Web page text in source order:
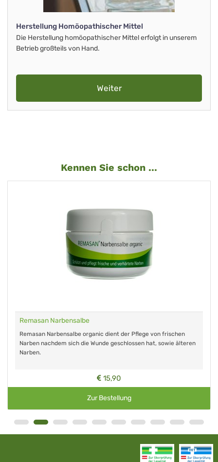
Herstellung Homöopathischer Mittel
Die Herstellung homöopathischer Mittel erfolgt in unserem
Betrieb großteils von Hand.
Weiter
Kennen Sie schon ...
Remasan Narbensalbe
Remasan Narbensalbe organic dient der Pflege von frischen
Narben nachdem sich die Wunde geschlossen hat, sowie älteren
Narben.
15,90
Zur Bestellung